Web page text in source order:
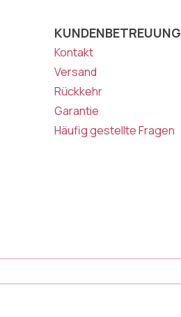
KUNDENBETREUUNG
Kontakt
Versand
Rückkehr
Garantie
Häufig gestellte Fragen